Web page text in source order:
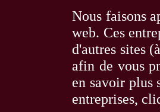
Nous faisons
web. Ces
d'autres sites
afin de vous
en savoir plus
entreprises,